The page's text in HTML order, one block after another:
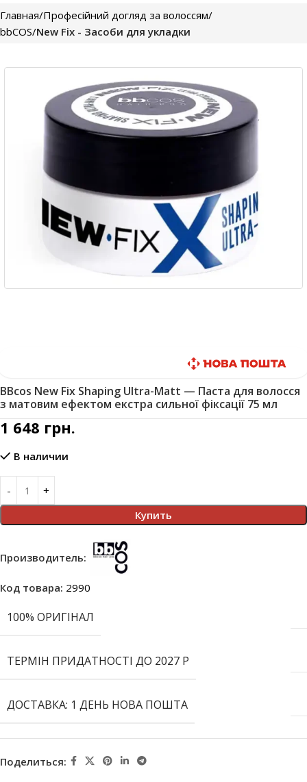
Главная Професійний догляд за волоссям
bbCOS New Fix - Засоби для укладки
BBcos New Fix Shaping Ultra-Matt — Паста для волосся
з матовим ефектом екстра сильної фіксації 75 мл
1 648 грн.
В наличии
Купить
Производитель:
Код товара: 2990
100% ОРИГІНАЛ
ТЕРМІН ПРИДАТНОСТІ ДО 2027 Р
ДОСТАВКА: 1 ДЕНЬ НОВА ПОШТА
Поделиться: